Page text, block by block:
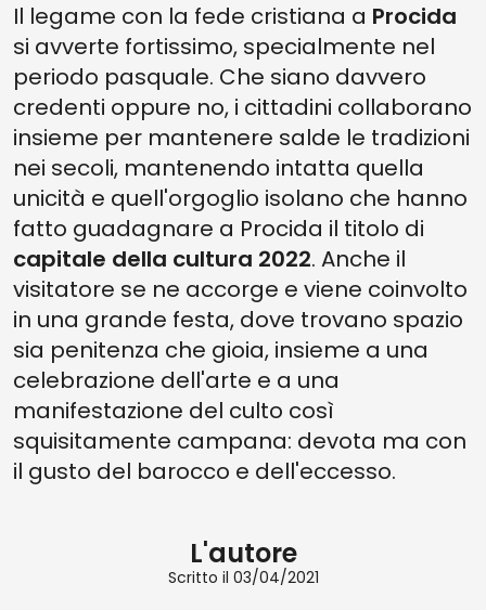
Il legame con la fede cristiana a Procida
si avverte fortissimo, specialmente nel
periodo pasquale. Che siano davvero
credenti oppure no, i cittadini collaborano
insieme per mantenere salde le tradizioni
nei secoli, mantenendo intatta quella
unicità e quell'orgoglio isolano che hanno
fatto guadagnare a Procida il titolo di
capitale della cultura 2022. Anche il
visitatore se ne accorge e viene coinvolto
in una grande festa, dove trovano spazio
sia penitenza che gioia, insieme a una
celebrazione dell'arte e a una
manifestazione del culto così
squisitamente campana: devota ma con
il gusto del barocco e dell'eccesso.
L'autore
Scritto il 03/04/2021